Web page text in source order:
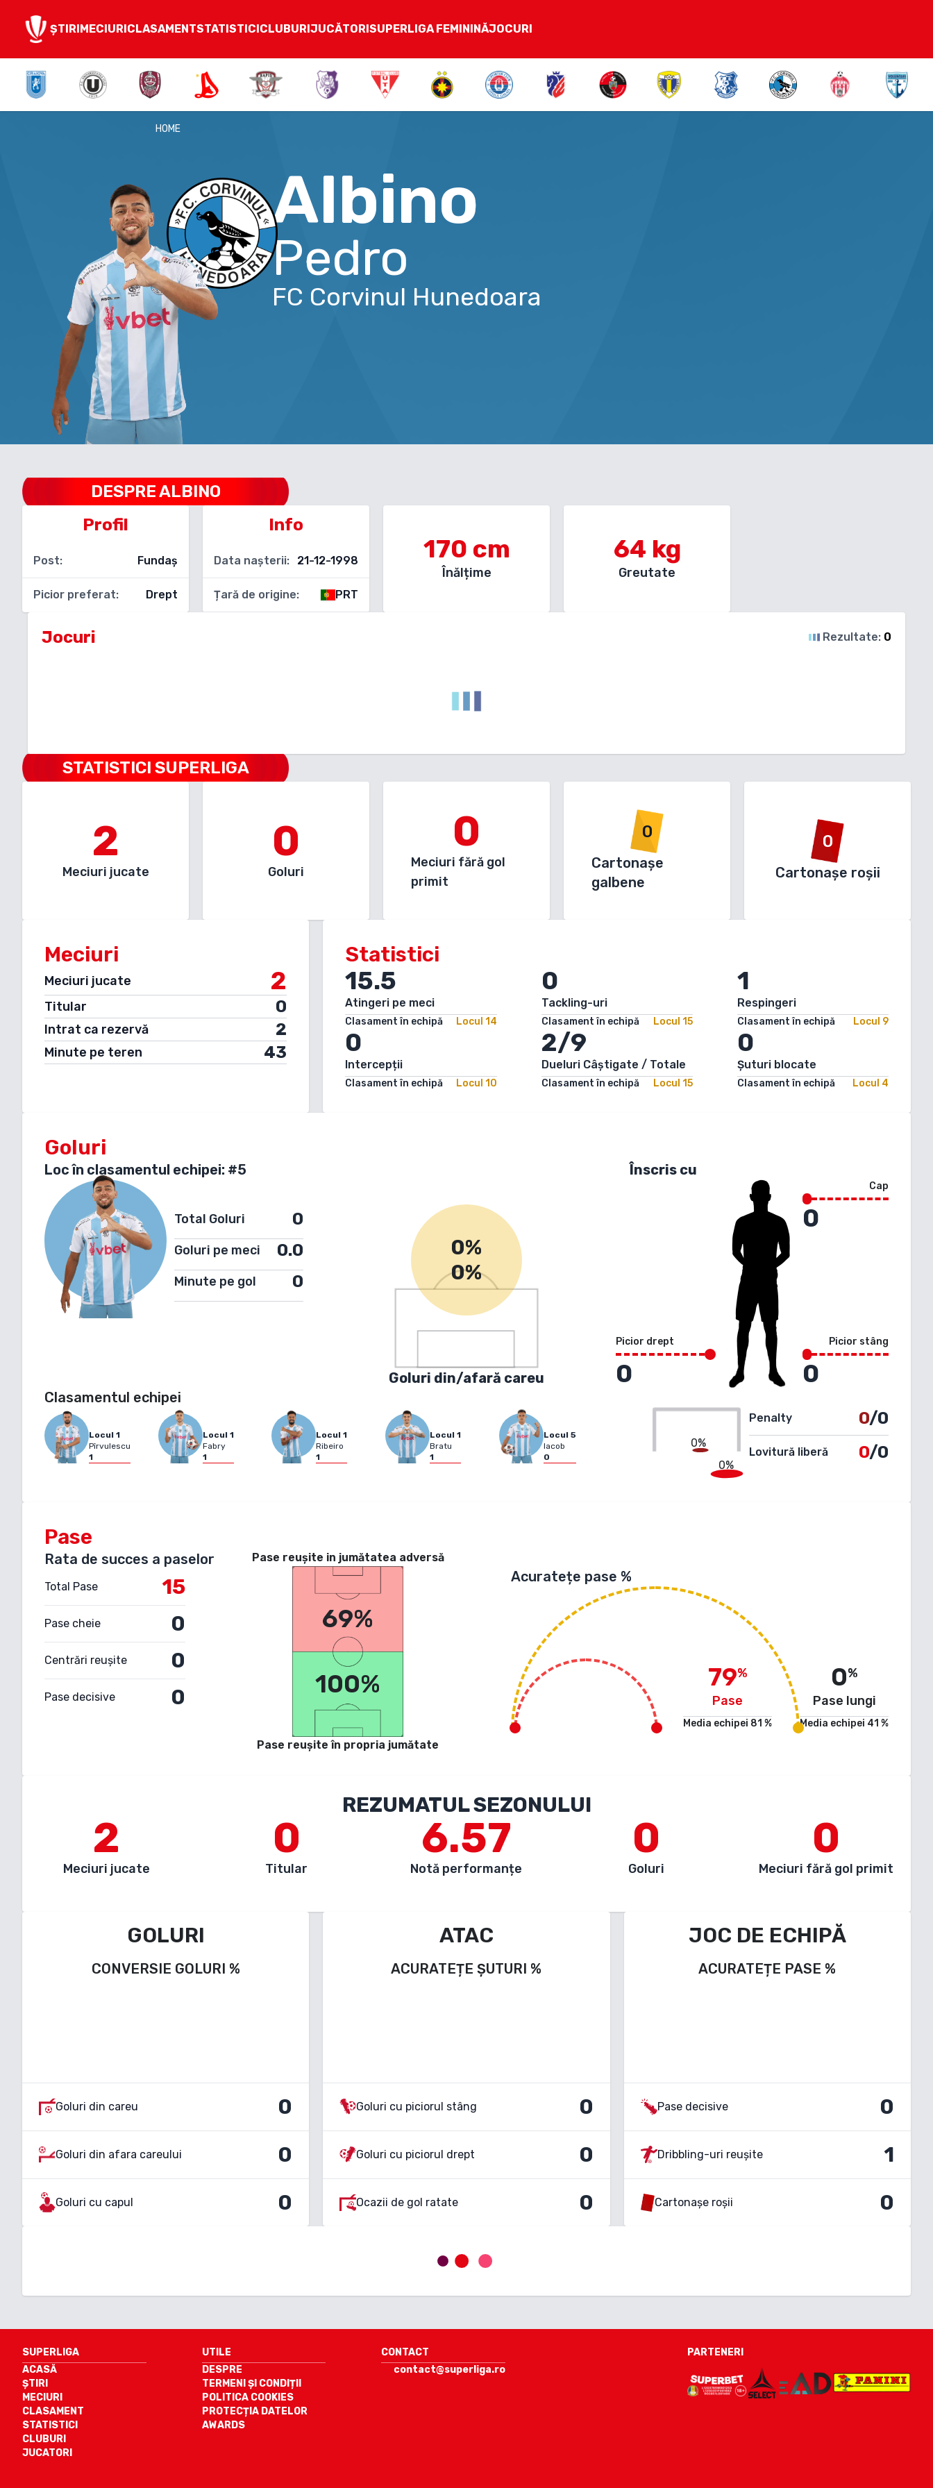
ȘTIRIMECIURICLASAMENTSTATISTICICLUBURIJUCĂTORISUPERLIGA FEMININĂJOCURI
HOME
Albino
Pedro
FC Corvinul Hunedoara
DESPREALBINO
Profil
Post: Fundaș
Picior preferat: Drept
Info
Data nașterii: 21-12-1998
Țară de origine: PRT
170 cm
Înălțime
64 kg
Greutate
Jocuri Rezultate: 0
STATISTICI SUPERLIGA
2
Meciuri jucate
0
Goluri
0
Meciuri fără gol
primit
0
Cartonașe
galbene
0
Cartonașe roșii
Meciuri
Meciuri jucate 2
Titular 0
Intrat ca rezervă 2
Minute pe teren 43
Statistici
15.5
Atingeri pe meci
Clasament în echipă Locul 14
0
Tackling-uri
Clasament în echipă Locul 15
1
Respingeri
Clasament în echipă Locul 9
0
Intercepții
Clasament în echipă Locul 10
2/9
Dueluri Câștigate / Totale
Clasament în echipă Locul 15
0
Șuturi blocate
Clasament în echipă Locul 4
Goluri
Loc în clasamentul echipei: #5
Total Goluri 0
Goluri pe meci 0.0
Minute pe gol 0
0%
0%
Goluri din/afară careu
Înscris cu
Picior drept
0
Cap
0
Picior stâng
0
Clasamentul echipei
Locul 1
Pîrvulescu
1
Locul 1
Fabry
1
Locul1
Ribeiro
1
Locul1
Bratu
1
Locul 5
Iacob
0
0%
0%
Penalty 0/0
Lovitură liberă 0/0
Pase
Rata de succes a paselor
Total Pase 15
Pase cheie 0
Centrări reușite 0
Pase decisive 0
Pase reușite in jumătatea adversă
69%
100%
Pase reușite în propria jumătate
Acuratețe pase %
79%
Pase
Media echipei 81 %
0%
Pase lungi
Media echipei 41 %
REZUMATUL SEZONULUI
2
Meciuri jucate
0
Titular
6.57
Notă performanțe
0
Goluri
0
Meciuri fără gol primit
GOLURI
CONVERSIE GOLURI %
Goluri din careu 0
Goluri din afara careului 0
Goluri cu capul 0
ATAC
ACURATEȚE ȘUTURI %
Goluri cu piciorul stâng 0
Goluri cu piciorul drept 0
Ocazii de gol ratate 0
JOC DE ECHIPĂ
ACURATEȚE PASE %
Pase decisive 0
Dribbling-uri reușite 1
Cartonașe roșii 0
SUPERLIGA
ACASĂ
ȘTIRI
MECIURI
CLASAMENT
STATISTICI
CLUBURI
JUCATORI
UTILE
DESPRE
TERMENI ȘI CONDIȚII
POLITICA COOKIES
PROTECȚIA DATELOR
AWARDS
CONTACT
contact@superliga.ro
PARTENERI